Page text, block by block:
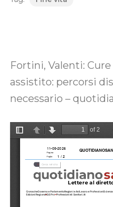
Fortini, Valenti:
assistito: percorsi
necessario –